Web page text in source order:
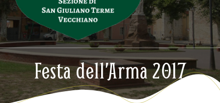
Festa dell’Arma 2017